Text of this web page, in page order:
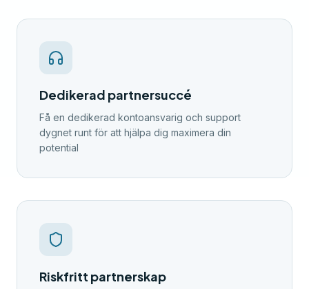
Dedikerad partnersuccé
Få en dedikerad kontoansvarig och support
dygnet runt för att hjälpa dig maximera din
potential
Riskfritt partnerskap